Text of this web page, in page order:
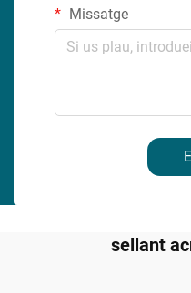
Missatge
sellant